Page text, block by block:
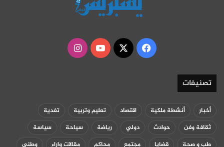
فيسبوك
‫X
‫YouTubeانستقرام
تصنيفات
أخبار أنشطة ملكية اقتصاد تعليم وتربية
تغدية
ثقافة وفن
حوادث دولي رياضة سياحة
سياسة
طب و صحة
قضايا مجتمع محاكم مقالات واراء وطني